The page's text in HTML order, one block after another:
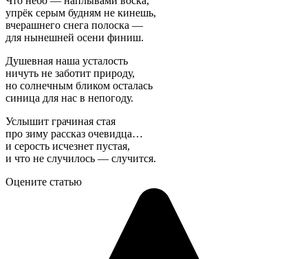
упрёк серым будням не кинешь,
вчерашнего снега полоска —
для нынешней осени финиш.
Душевная наша усталость
ничуть не заботит природу,
но солнечным бликом осталась
синица для нас в непогоду.
Услышит грачиная стая
про зиму рассказ очевидца…
и серость исчезнет пустая,
и что не случилось — случится.
Оцените статью